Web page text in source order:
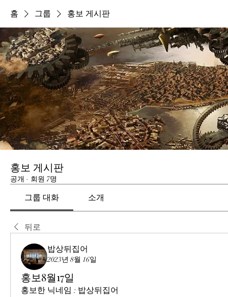
홈 그룹 홍보 게시판
홍보 게시판
공개 · 회원 7명
그룹 대화 소개
뒤로
밥상뒤집어
2023년 8월 16일
홍보8월17일
홍보한 닉네임 : 밥상뒤집어